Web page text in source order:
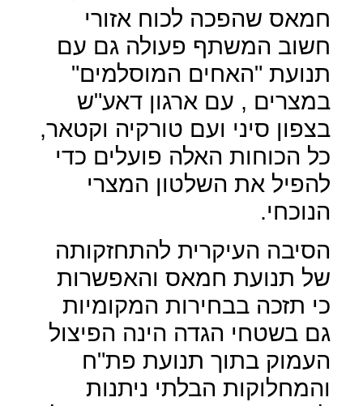
חמאס שהפכה לכוח אזורי
חשוב המשתף פעולה גם עם
תנועת "האחים המוסלמים"
במצרים , עם ארגון דאע"ש
בצפון סיני ועם טורקיה וקטאר,
כל הכוחות האלה פועלים כדי
להפיל את השלטון המצרי
הנוכחי.
הסיבה העיקרית להתחזקותה
של תנועת חמאס והאפשרות
כי תזכה בבחירות המקומיות
גם בשטחי הגדה הינה הפיצול
העמוק בתוך תנועת פת"ח
והמחלוקות הבלתי ניתנות